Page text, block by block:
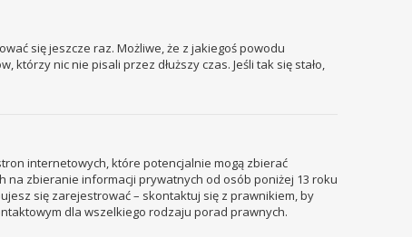
się jeszcze raz. Możliwe, że z jakiegoś powodu
nic nie pisali przez dłuższy czas. Jeśli tak się stało,
internetowych, które potencjalnie mogą zbierać
na zbieranie informacji prywatnych od osób poniżej 13 roku
się zarejestrować – skontaktuj się z prawnikiem, by
dla wszelkiego rodzaju porad prawnych.